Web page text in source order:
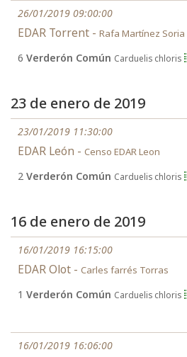
26/01/2019 09:00:00
EDAR Torrent - Rafa Martínez Soria
6 Verderón Común Carduelis chloris
23 de enero de 2019
23/01/2019 11:30:00
EDAR León - Censo EDAR Leon
2 Verderón Común Carduelis chloris
16 de enero de 2019
16/01/2019 16:15:00
EDAR Olot - Carles farrés Torras
1 Verderón Común Carduelis chloris
16/01/2019 16:06:00